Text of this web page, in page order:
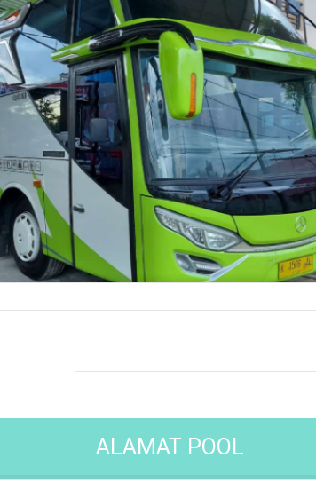
Big Bus 45 Seat
ALAMAT POOL